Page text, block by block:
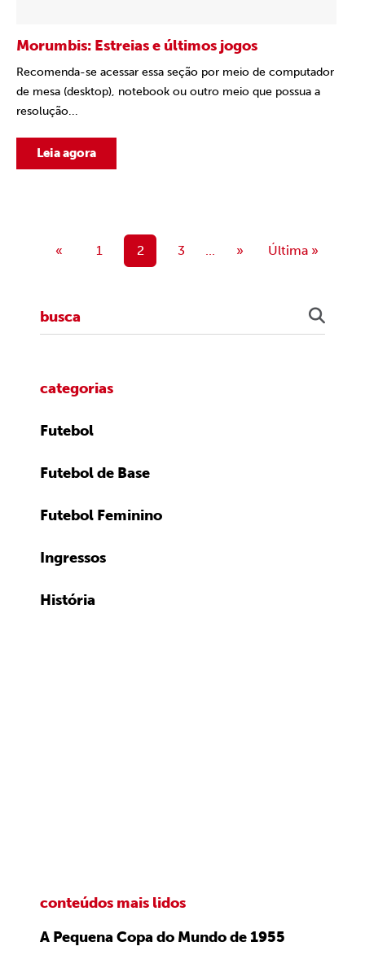
Morumbis: Estreias e últimos jogos
Recomenda-se acessar essa seção por meio de computador
de mesa (desktop), notebook ou outro meio que possua a
resolução...
Leia agora
« 1 2 3 ... » Última »
categorias
Futebol
Futebol de Base
Futebol Feminino
Ingressos
História
conteúdos mais lidos
A Pequena Copa do Mundo de 1955